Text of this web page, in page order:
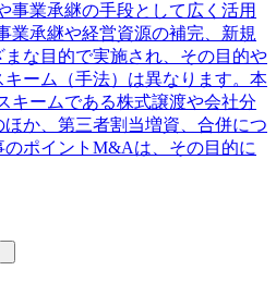
事業承継の手段として広く活用
業承継や経営資源の補完、新規
な目的で実施され、その目的や
ーム（手法）は異なります。本
キームである株式譲渡や会社分
か、第三者割当増資、合併につ
ポイントM&Aは、その目的に